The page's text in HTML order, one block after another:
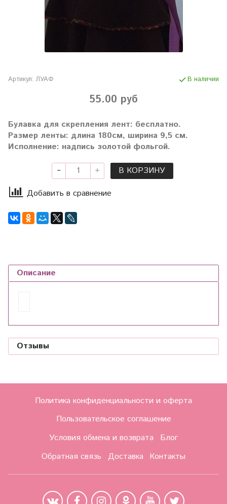
Артикул: ЛУАФ В наличии
55.00 руб
Булавка для скрепления лент: бесплатно.
Размер ленты: длина 180см, ширина 9,5 см.
Исполнение: надпись золотой фольгой.
В КОРЗИНУ
Добавить в сравнение
Описание
Отзывы
Политика конфиденциальности и оферта
Пользовательское соглашение
Условия обмена и возврата
Блог
Обратная связь
Доставка Контакты